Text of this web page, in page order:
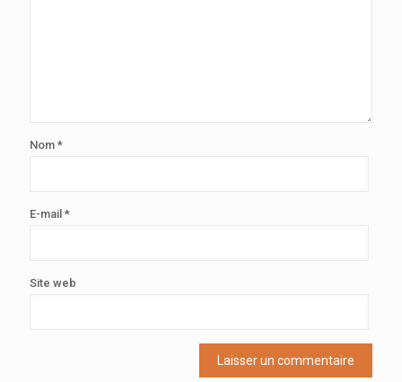
Nom *
E-mail *
Site web